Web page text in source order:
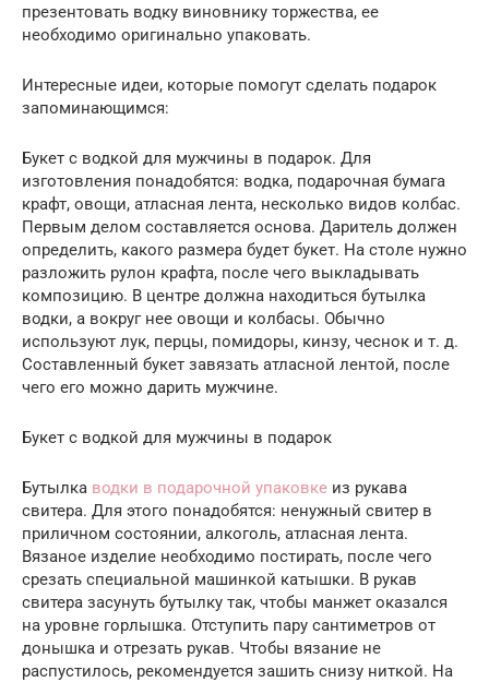
презентовать водку виновнику торжества, ее
необходимо оригинально упаковать.
Интересные идеи, которые помогут сделать подарок
запоминающимся:
Букет с водкой для мужчины в подарок. Для
изготовления понадобятся: водка, подарочная бумага
крафт, овощи, атласная лента, несколько видов колбас.
Первым делом составляется основа. Даритель должен
определить, какого размера будет букет. На столе нужно
разложить рулон крафта, после чего выкладывать
композицию. В центре должна находиться бутылка
водки, а вокруг нее овощи и колбасы. Обычно
используют лук, перцы, помидоры, кинзу, чеснок и т. д.
Составленный букет завязать атласной лентой, после
чего его можно дарить мужчине.
Букет с водкой для мужчины в подарок
Бутылка водки в подарочной упаковке из рукава
свитера. Для этого понадобятся: ненужный свитер в
приличном состоянии, алкоголь, атласная лента.
Вязаное изделие необходимо постирать, после чего
срезать специальной машинкой катышки. В рукав
свитера засунуть бутылку так, чтобы манжет оказался
на уровне горлышка. Отступить пару сантиметров от
донышка и отрезать рукав. Чтобы вязание не
распустилось, рекомендуется зашить снизу ниткой. На